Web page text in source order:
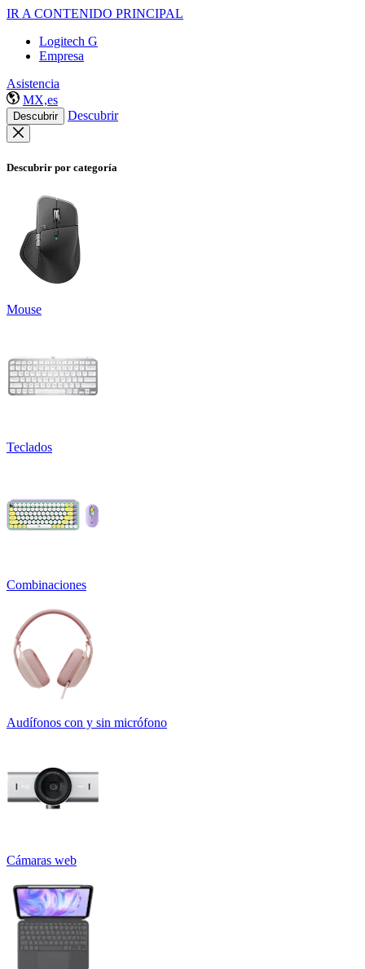
IR A CONTENIDO PRINCIPAL
Logitech G
Empresa
Asistencia
MX,es
Descubrir Descubrir
Descubrir por categoría
Mouse
Teclados
Combinaciones
Audífonos con y sin micrófono
Cámaras web